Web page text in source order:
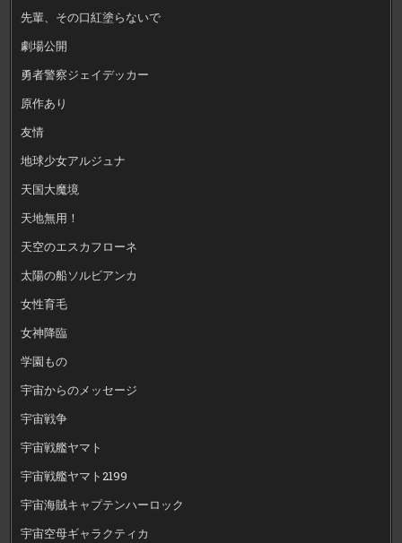
先輩、その口紅塗らないで
劇場公開
勇者警察ジェイデッカー
原作あり
友情
地球少女アルジュナ
天国大魔境
天地無用！
天空のエスカフローネ
太陽の船ソルビアンカ
女性育毛
女神降臨
学園もの
宇宙からのメッセージ
宇宙戦争
宇宙戦艦ヤマト
宇宙戦艦ヤマト2199
宇宙海賊キャプテンハーロック
宇宙空母ギャラクティカ